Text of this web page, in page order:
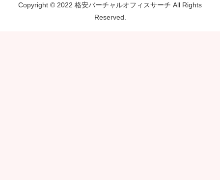
Copyright © 2022 格安バーチャルオフィスサーチ All Rights
Reserved.